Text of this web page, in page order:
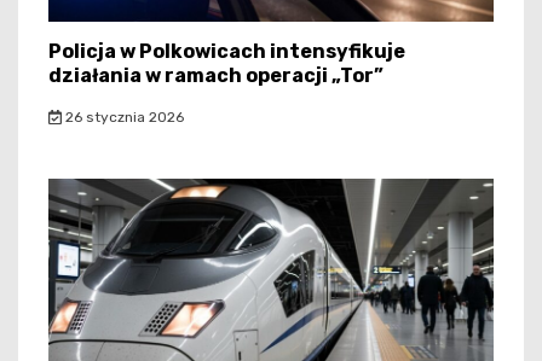
Policja w Polkowicach intensyfikuje
działania w ramach operacji „Tor”
26 stycznia 2026